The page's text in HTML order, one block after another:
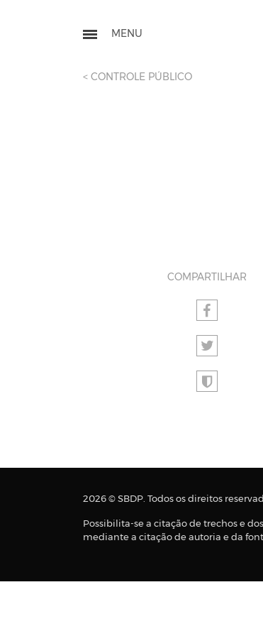
< CONTROLE PÚBLICO
COMPARTILHAR
2026 © SBDP. Todos os direitos
Possibilita-se a citação de trechos e
mediante a citação de autoria e da